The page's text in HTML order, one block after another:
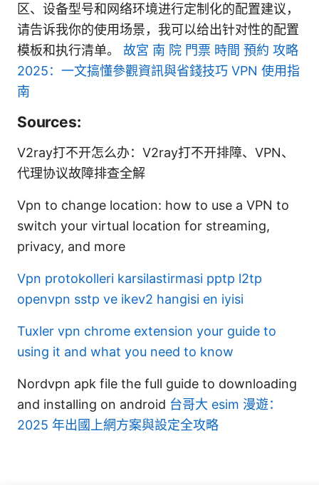
区、设备型号和网络环境进行定制化的配置建议，
请告诉我你的使用场景，我可以给出针对性的配置
模板和执行清单。 故宮 南 院 門票 時間 預約 攻略
2025：一文搞懂參觀資訊與省錢技巧 VPN 使用指
南
Sources:
V2ray打不开怎么办：V2ray打不开排障、VPN、
代理协议故障排查全解
Vpn to change location: how to use a VPN to
switch your virtual location for streaming,
privacy, and more
Vpn protokolleri karsilastirmasi pptp l2tp
openvpn sstp ve ikev2 hangisi en iyisi
Tuxler vpn chrome extension your guide to
using it and what you need to know
Nordvpn apk file the full guide to downloading
and installing on android 台哥大 esim 漫遊：
2025 年出國上網方案與設定全攻略